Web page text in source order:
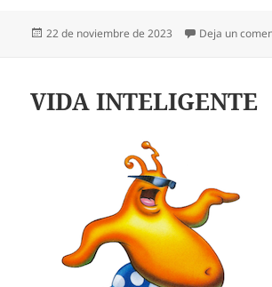
Publicado
22 de noviembre de 2023 Deja un
VIDA INTELIGENTE